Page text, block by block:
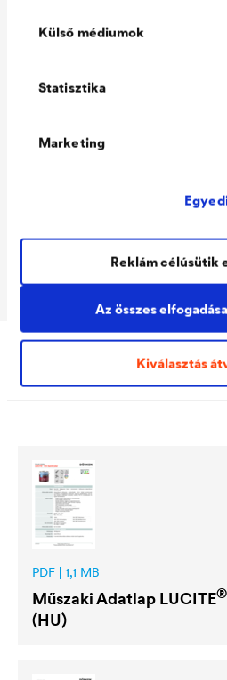
Külső médiumok
Statisztika
Marketing
Az összes
Kiválasztás
Reklám célúsütik
Packaging Sizes
1,0 L /
Letöltések
PDF | 1,1 MB
Műszaki Adatlap LUCITE®
(HU)